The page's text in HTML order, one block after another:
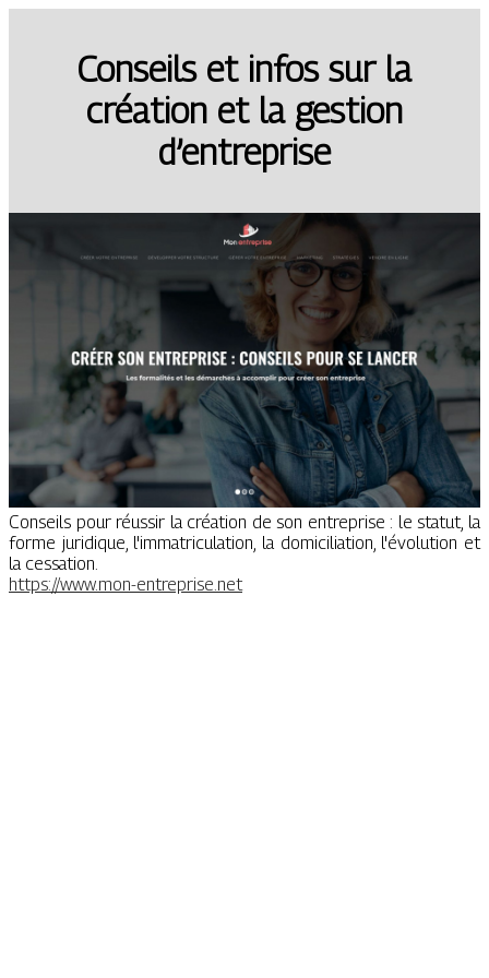
Conseils et infos sur la
création et la gestion
d’entreprise
Conseils pour réussir la création de son entreprise : le statut, la
forme juridique, l'immatriculation, la domiciliation, l'évolution et
la cessation.
https://www.mon-entreprise.net